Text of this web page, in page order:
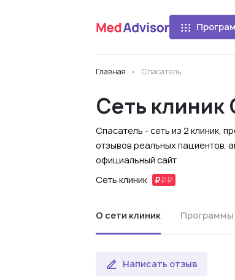
Главная Спасатель
Сеть клиник
Спасатель - сеть из 2 клиник,
отзывов реальных пациентов,
официальный сайт
Сеть клиник
О сети клиник Программы
Написать отзыв